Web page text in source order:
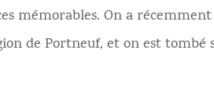
mémorables. On a
de Portneuf, et on est tombé